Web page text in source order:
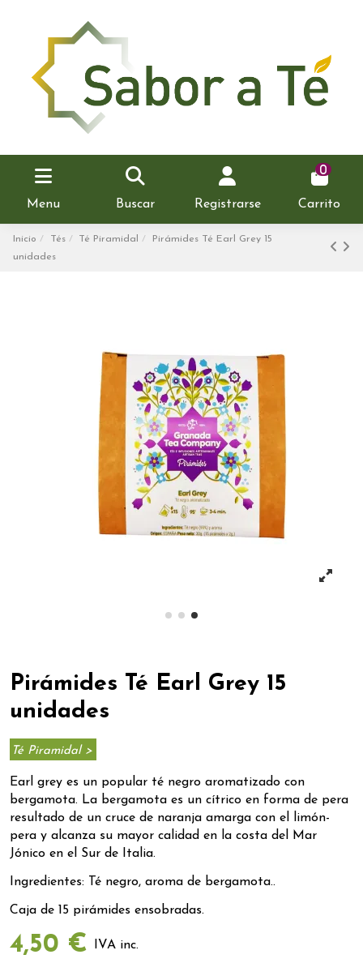
Menu Buscar Registrarse
0
Carrito
Inicio Tés Té Piramidal
Pirámides Té Earl Grey 15
unidades
Pirámides Té Earl Grey 15
unidades
Té Piramidal >
Earl grey es un popular té negro aromatizado con
bergamota. La bergamota es un cítrico en forma de pera
resultado de un cruce de naranja amarga con el limón-
pera y alcanza su mayor calidad en la costa del Mar
Jónico en el Sur de Italia.
Ingredientes: Té negro, aroma de bergamota..
Caja de 15 pirámides ensobradas.
4,50 € IVA inc.